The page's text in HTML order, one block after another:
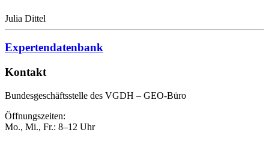
Julia Dittel
Expertendatenbank
Kontakt
Bundesgeschäftsstelle des VGDH – GEO-Büro
Öffnungszeiten:
Mo., Mi., Fr.: 8–12 Uhr